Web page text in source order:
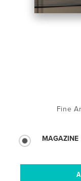
Fine
MAGAZINE